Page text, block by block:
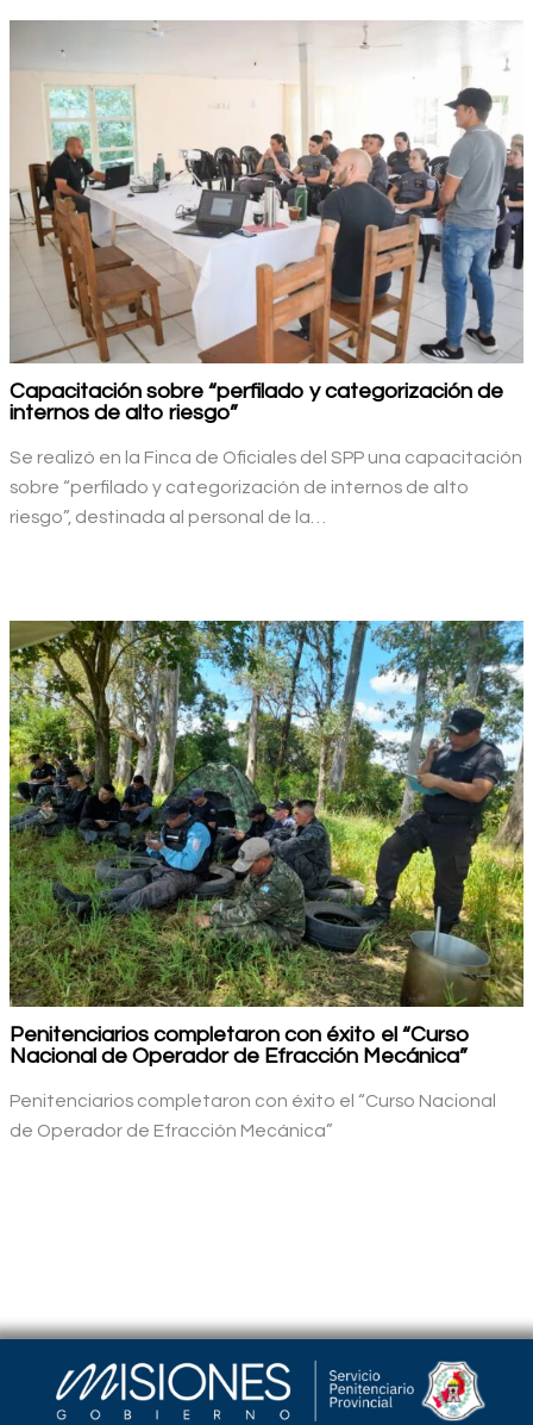
Capacitación sobre “perfilado y categorización de
internos de alto riesgo”
Se realizó en la Finca de Oficiales del SPP una capacitación
sobre “perfilado y categorización de internos de alto
riesgo”, destinada al personal de la…
Penitenciarios completaron con éxito el “Curso
Nacional de Operador de Efracción Mecánica”
Penitenciarios completaron con éxito el “Curso Nacional
de Operador de Efracción Mecánica”